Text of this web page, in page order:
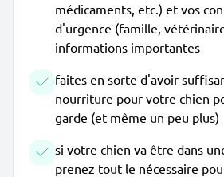
médicaments, etc.) et vos
d'urgence (famille,
informations importantes
faites en sorte d'avoir
nourriture pour votre chien
garde (et même un peu plus)
si votre chien va être dans
prenez tout le nécessaire